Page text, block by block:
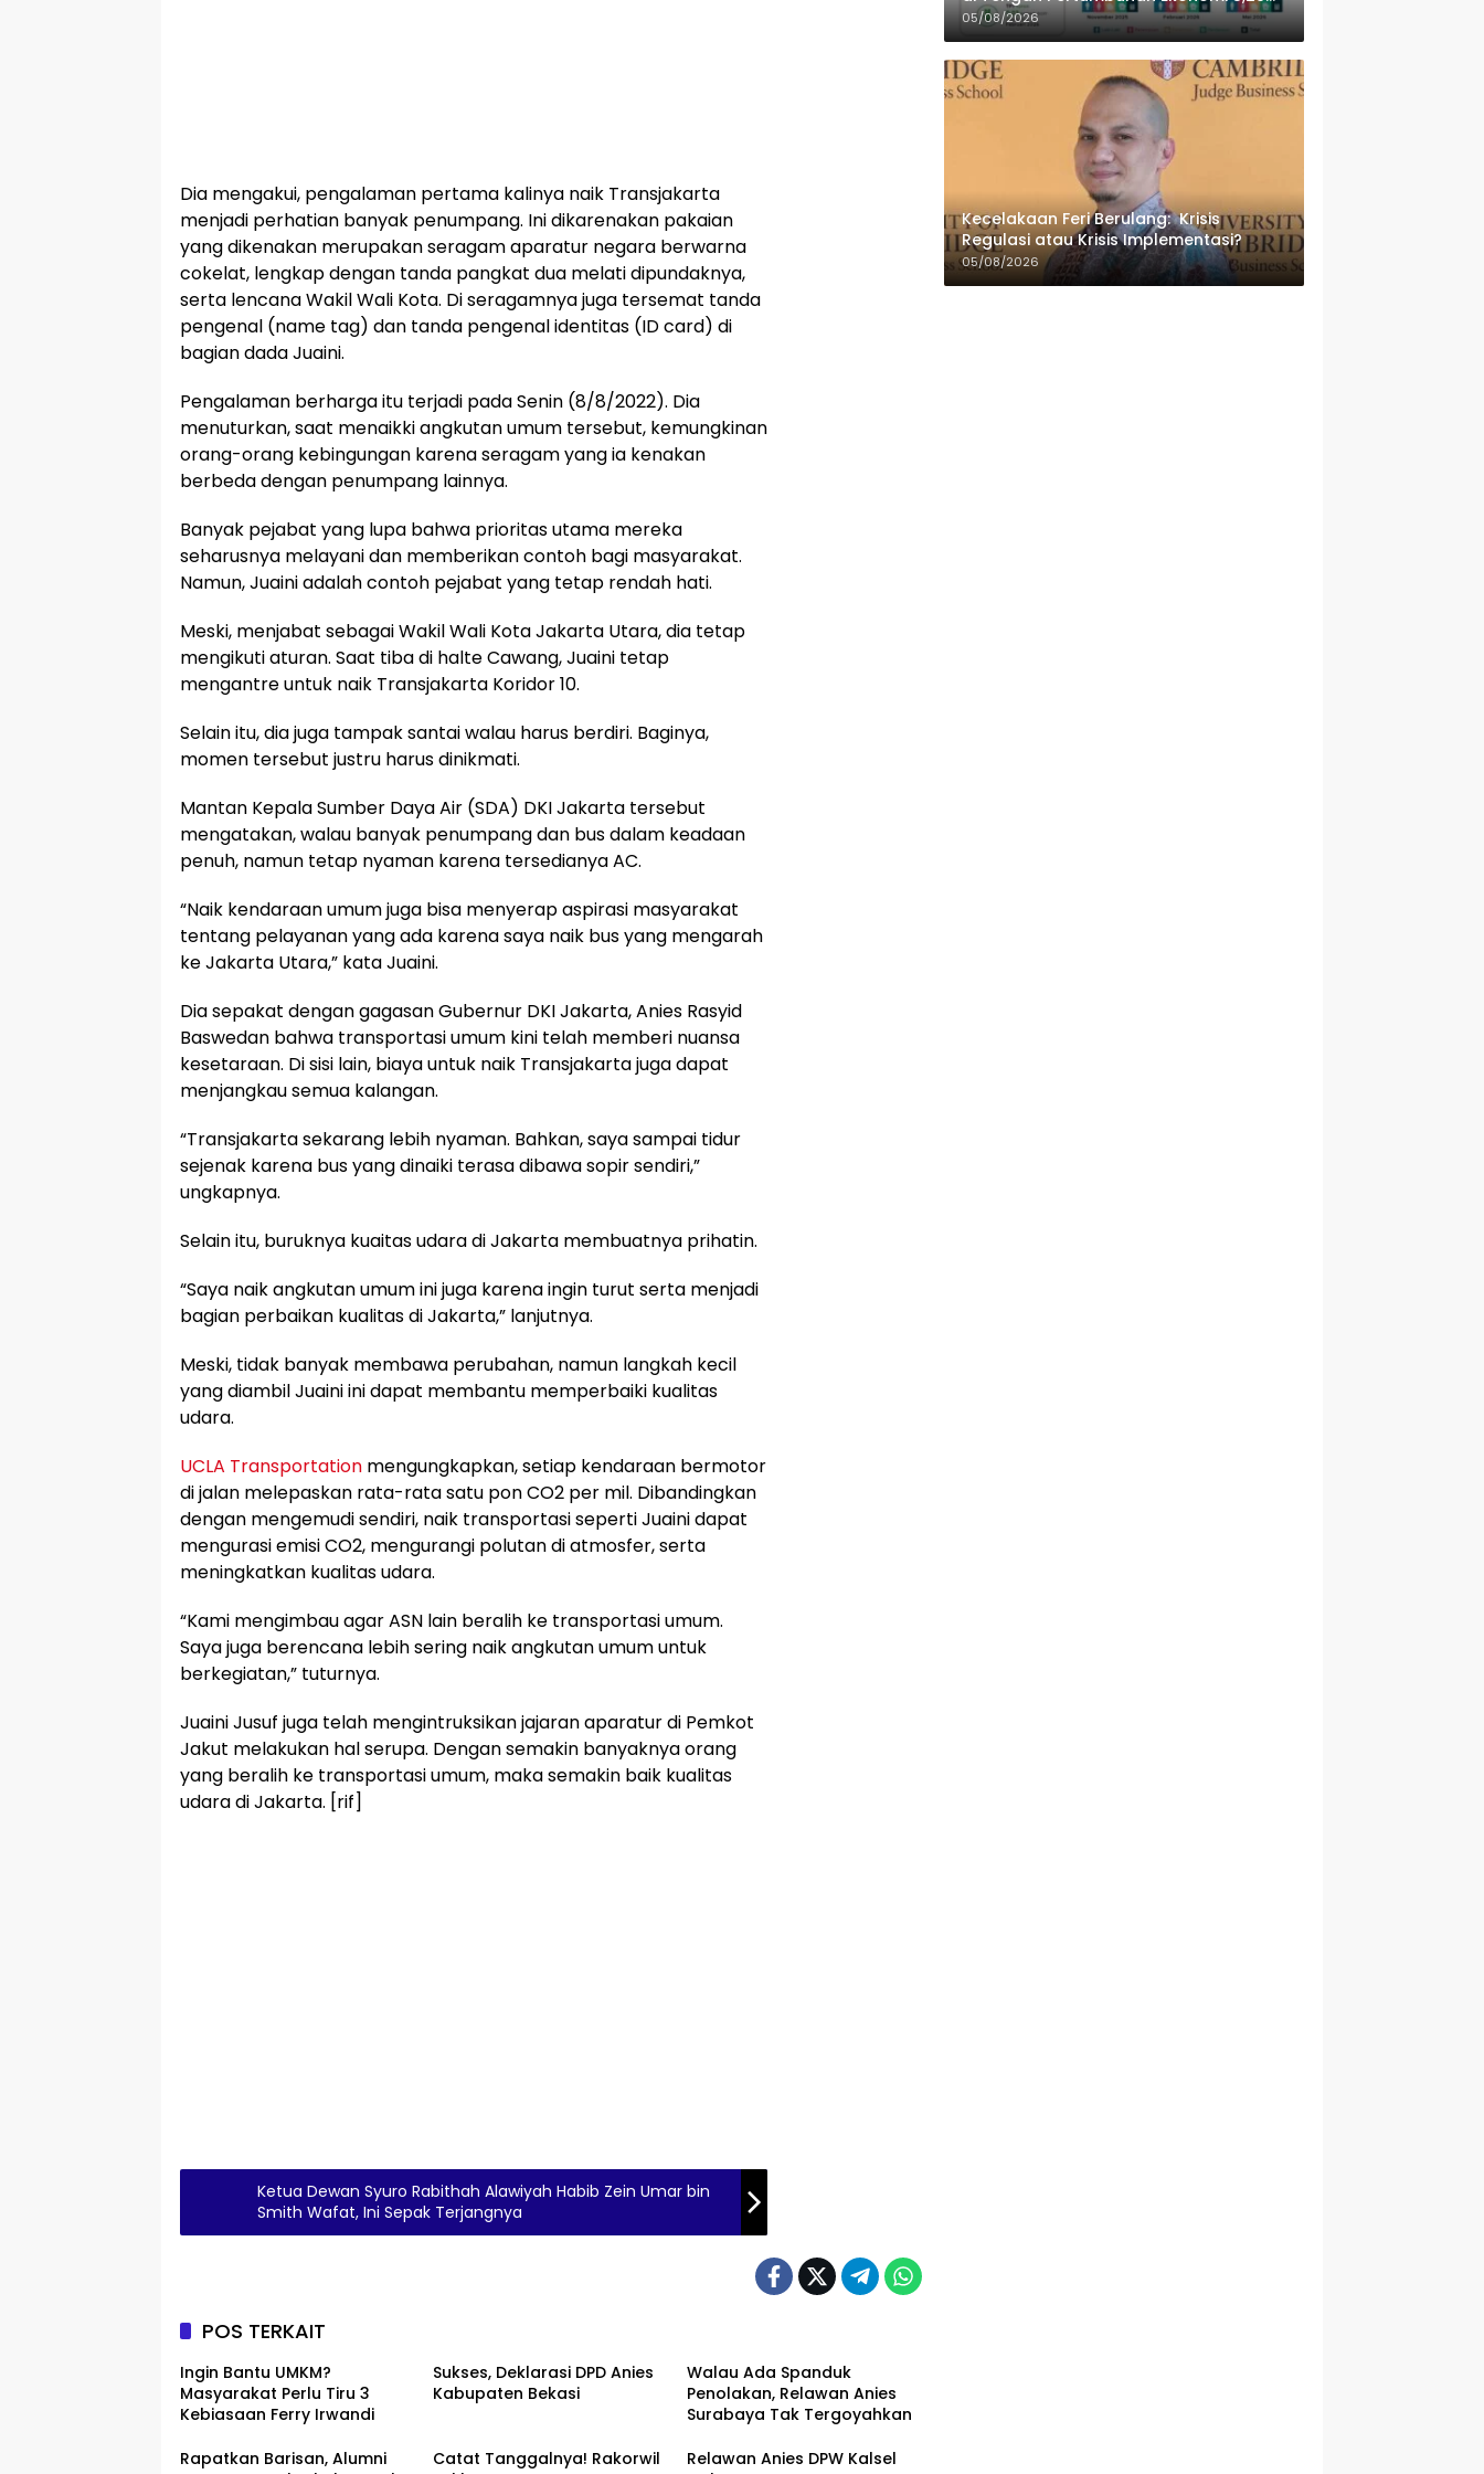
Dia mengakui, pengalaman pertama kalinya naik Transjakarta
menjadi perhatian banyak penumpang. Ini dikarenakan pakaian
yang dikenakan merupakan seragam aparatur negara berwarna
cokelat, lengkap dengan tanda pangkat dua melati dipundaknya,
serta lencana Wakil Wali Kota. Di seragamnya juga tersemat tanda
pengenal (name tag) dan tanda pengenal identitas (ID card) di
bagian dada Juaini.
Pengalaman berharga itu terjadi pada Senin (8/8/2022). Dia
menuturkan, saat menaikki angkutan umum tersebut, kemungkinan
orang-orang kebingungan karena seragam yang ia kenakan
berbeda dengan penumpang lainnya.
Banyak pejabat yang lupa bahwa prioritas utama mereka
seharusnya melayani dan memberikan contoh bagi masyarakat.
Namun, Juaini adalah contoh pejabat yang tetap rendah hati.
Meski, menjabat sebagai Wakil Wali Kota Jakarta Utara, dia tetap
mengikuti aturan. Saat tiba di halte Cawang, Juaini tetap
mengantre untuk naik Transjakarta Koridor 10.
Selain itu, dia juga tampak santai walau harus berdiri. Baginya,
momen tersebut justru harus dinikmati.
Mantan Kepala Sumber Daya Air (SDA) DKI Jakarta tersebut
mengatakan, walau banyak penumpang dan bus dalam keadaan
penuh, namun tetap nyaman karena tersedianya AC.
“Naik kendaraan umum juga bisa menyerap aspirasi masyarakat
tentang pelayanan yang ada karena saya naik bus yang mengarah
ke Jakarta Utara,” kata Juaini.
Dia sepakat dengan gagasan Gubernur DKI Jakarta, Anies Rasyid
Baswedan bahwa transportasi umum kini telah memberi nuansa
kesetaraan. Di sisi lain, biaya untuk naik Transjakarta juga dapat
menjangkau semua kalangan.
“Transjakarta sekarang lebih nyaman. Bahkan, saya sampai tidur
sejenak karena bus yang dinaiki terasa dibawa sopir sendiri,”
ungkapnya.
Selain itu, buruknya kuaitas udara di Jakarta membuatnya prihatin.
“Saya naik angkutan umum ini juga karena ingin turut serta menjadi
bagian perbaikan kualitas di Jakarta,” lanjutnya.
Meski, tidak banyak membawa perubahan, namun langkah kecil
yang diambil Juaini ini dapat membantu memperbaiki kualitas
udara.
UCLA Transportation mengungkapkan, setiap kendaraan bermotor
di jalan melepaskan rata-rata satu pon CO2 per mil. Dibandingkan
dengan mengemudi sendiri, naik transportasi seperti Juaini dapat
mengurasi emisi CO2, mengurangi polutan di atmosfer, serta
meningkatkan kualitas udara.
“Kami mengimbau agar ASN lain beralih ke transportasi umum.
Saya juga berencana lebih sering naik angkutan umum untuk
berkegiatan,” tuturnya.
Juaini Jusuf juga telah mengintruksikan jajaran aparatur di Pemkot
Jakut melakukan hal serupa. Dengan semakin banyaknya orang
yang beralih ke transportasi umum, maka semakin baik kualitas
udara di Jakarta. [rif]
Ketua Dewan Syuro Rabithah Alawiyah Habib Zein Umar bin
Smith Wafat, Ini Sepak Terjangnya
POS TERKAIT
Ingin Bantu UMKM?
Masyarakat Perlu Tiru 3
Kebiasaan Ferry Irwandi
Sukses, Deklarasi DPD Anies
Kabupaten Bekasi
Walau Ada Spanduk
Penolakan, Relawan Anies
Surabaya Tak Tergoyahkan
Rapatkan Barisan, Alumni
Catat Tanggalnya! Rakorwil
Relawan Anies DPW Kalsel
Persen
05/08/2026
Kecelakaan Feri Berulang: Krisis
Regulasi atau Krisis Implementasi?
05/08/2026